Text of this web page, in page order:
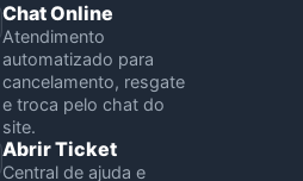
Chat Online
Atendimento
automatizado para
cancelamento, resgate
e troca pelo chat do
site.
Abrir Ticket
Central de ajuda e